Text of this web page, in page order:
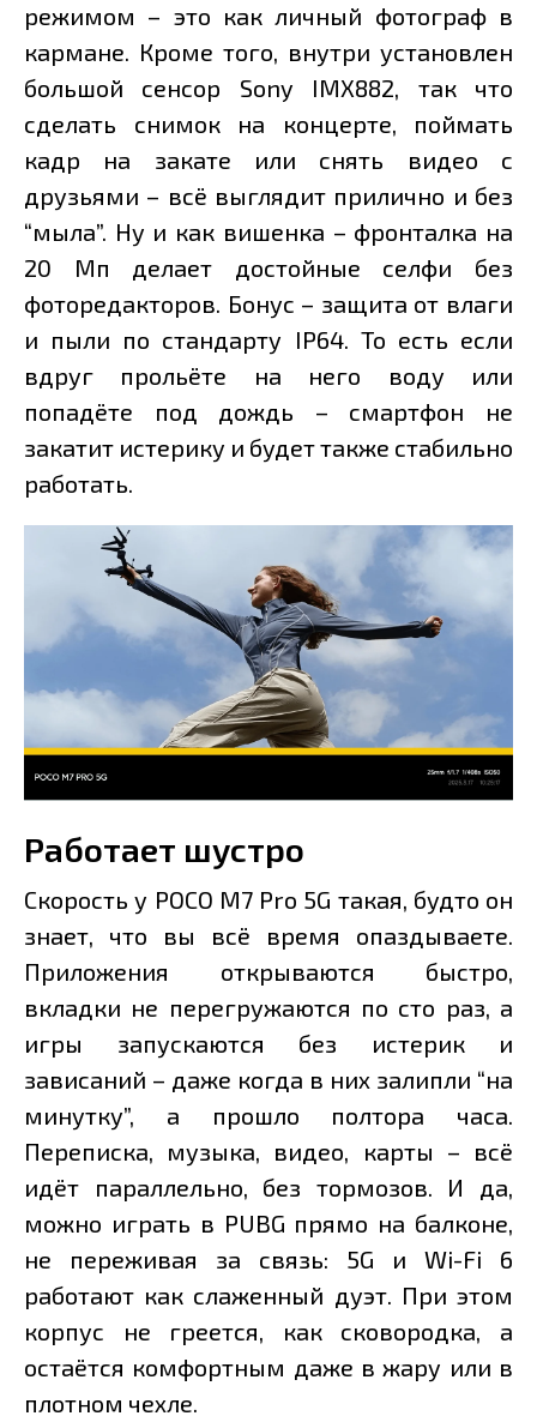
режимом – это как личный фотограф в
кармане. Кроме того, внутри установлен
большой сенсор Sony IMX882, так что
сделать снимок на концерте, поймать
кадр на закате или снять видео с
друзьями – всё выглядит прилично и без
“мыла”. Ну и как вишенка – фронталка на
20 Мп делает достойные селфи без
фоторедакторов. Бонус – защита от влаги
и пыли по стандарту IP64. То есть если
вдруг прольёте на него воду или
попадёте под дождь – смартфон не
закатит истерику и будет также стабильно
работать.
Работает шустро
Скорость у POCO M7 Pro 5G такая, будто он
знает, что вы всё время опаздываете.
Приложения открываются быстро,
вкладки не перегружаются по сто раз, а
игры запускаются без истерик и
зависаний – даже когда в них залипли “на
минутку”, а прошло полтора часа.
Переписка, музыка, видео, карты – всё
идёт параллельно, без тормозов. И да,
можно играть в PUBG прямо на балконе,
не переживая за связь: 5G и Wi-Fi 6
работают как слаженный дуэт. При этом
корпус не греется, как сковородка, а
остаётся комфортным даже в жару или в
плотном чехле.